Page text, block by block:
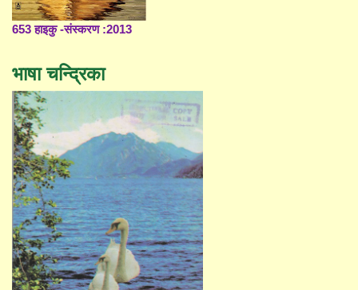
653 हाइकु -संस्करण :2013
भाषा चन्द्रिका